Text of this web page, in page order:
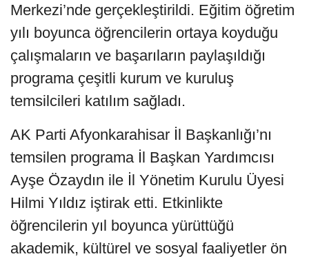
Merkezi’nde gerçekleştirildi. Eğitim öğretim
yılı boyunca öğrencilerin ortaya koyduğu
çalışmaların ve başarıların paylaşıldığı
programa çeşitli kurum ve kuruluş
temsilcileri katılım sağladı.
AK Parti Afyonkarahisar İl Başkanlığı’nı
temsilen programa İl Başkan Yardımcısı
Ayşe Özaydın ile İl Yönetim Kurulu Üyesi
Hilmi Yıldız iştirak etti. Etkinlikte
öğrencilerin yıl boyunca yürüttüğü
akademik, kültürel ve sosyal faaliyetler ön